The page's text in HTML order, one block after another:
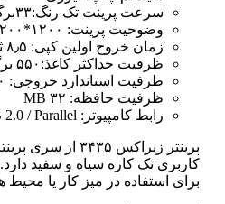
سرعت پرینت تک رنگ:۳۳برگ در دقیقه
وضوحیت پرینت: ۱۲۰۰*۱۲۰۰ DPI
زمان خروج اولین کپی: ۸٫۵ ثانیه
ظرفیت حداکثر کاغذ:۵۵۰ برگ
ظرفیت استاندارد خروجی: ۱۵۰ برگ
ظرفیت حافظه: ۳۲ MB
رابط کامپیوتر: USB 2.0 / Parallel
پرینتر زیراکس
کاربری تک کاره سیاه و سفید
برای استفاده در میز کار یا محیط